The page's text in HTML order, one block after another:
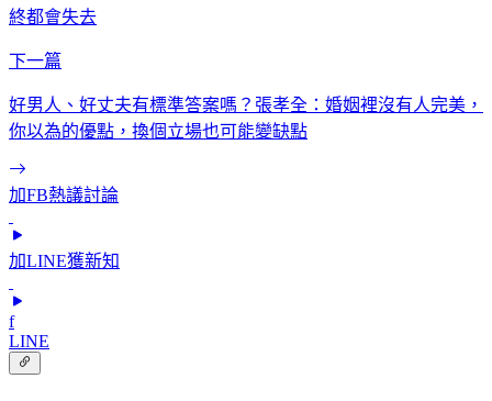
終都會失去
下一篇
好男人、好丈夫有標準答案嗎？張孝全：婚姻裡沒有人完美，
你以為的優點，換個立場也可能變缺點
加FB熱議討論
加LINE獲新知
f
LINE